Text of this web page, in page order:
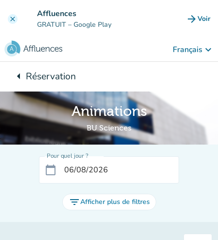
clear Affluences
GRATUIT – Google Play arrow_forward Voir
Français keyboard_arrow_down
arrow_leftRetour à :
Réservation
Animations
BU Sciences
Pour quel jour ?
calendar_today
filter_listAfficher plus de filtres